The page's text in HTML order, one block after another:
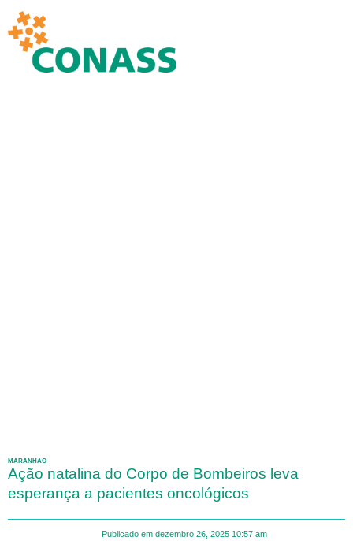
MARANHÃO
Ação natalina do Corpo de Bombeiros leva
esperança a pacientes oncológicos
Publicado em dezembro 26, 2025 10:57 am